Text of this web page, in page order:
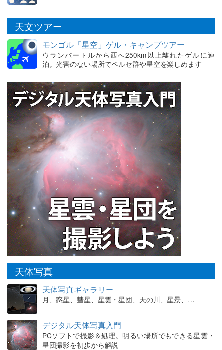
天文ツアー
モンゴル「星空」ゲル・キャンプツアー
ウランバートルから西へ250km以上離れたゲルに連
泊。光害のない場所でペルセ群や星空を楽しめます
天体写真
天体写真ギャラリー
月、惑星、彗星、星雲・星団、天の川、星景、…
デジタル天体写真入門
PCソフトで撮影＆処理。明るい場所でもできる星雲・
星団撮影を初歩から解説